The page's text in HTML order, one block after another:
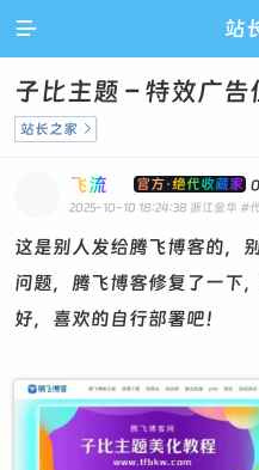
 站
子比主题 – 特效广告
站长之家 
飞流 官方·绝代收藏家
2025-10-10 18:24:38 浙江金华 #
这是别人发给腾飞博客的，
问题，腾飞博客修复了一下
好，喜欢的自行部署吧！